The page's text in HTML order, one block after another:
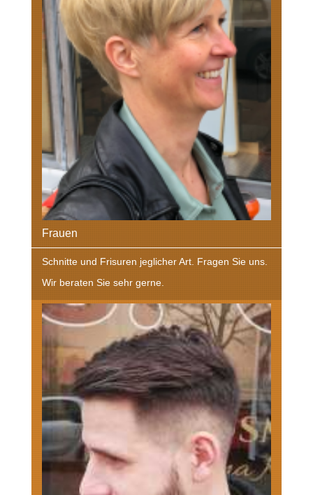
Frauen
Schnitte und Frisuren jeglicher Art. Fragen Sie uns.
Wir beraten Sie sehr gerne.